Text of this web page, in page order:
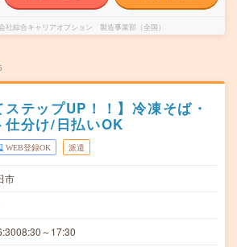
社綜合キャリアオプション 製造事業部（全国）
ステップUP！！】冷凍そば・
仕分け/日払いOK
WEB登録OK 派遣
市
～17:30